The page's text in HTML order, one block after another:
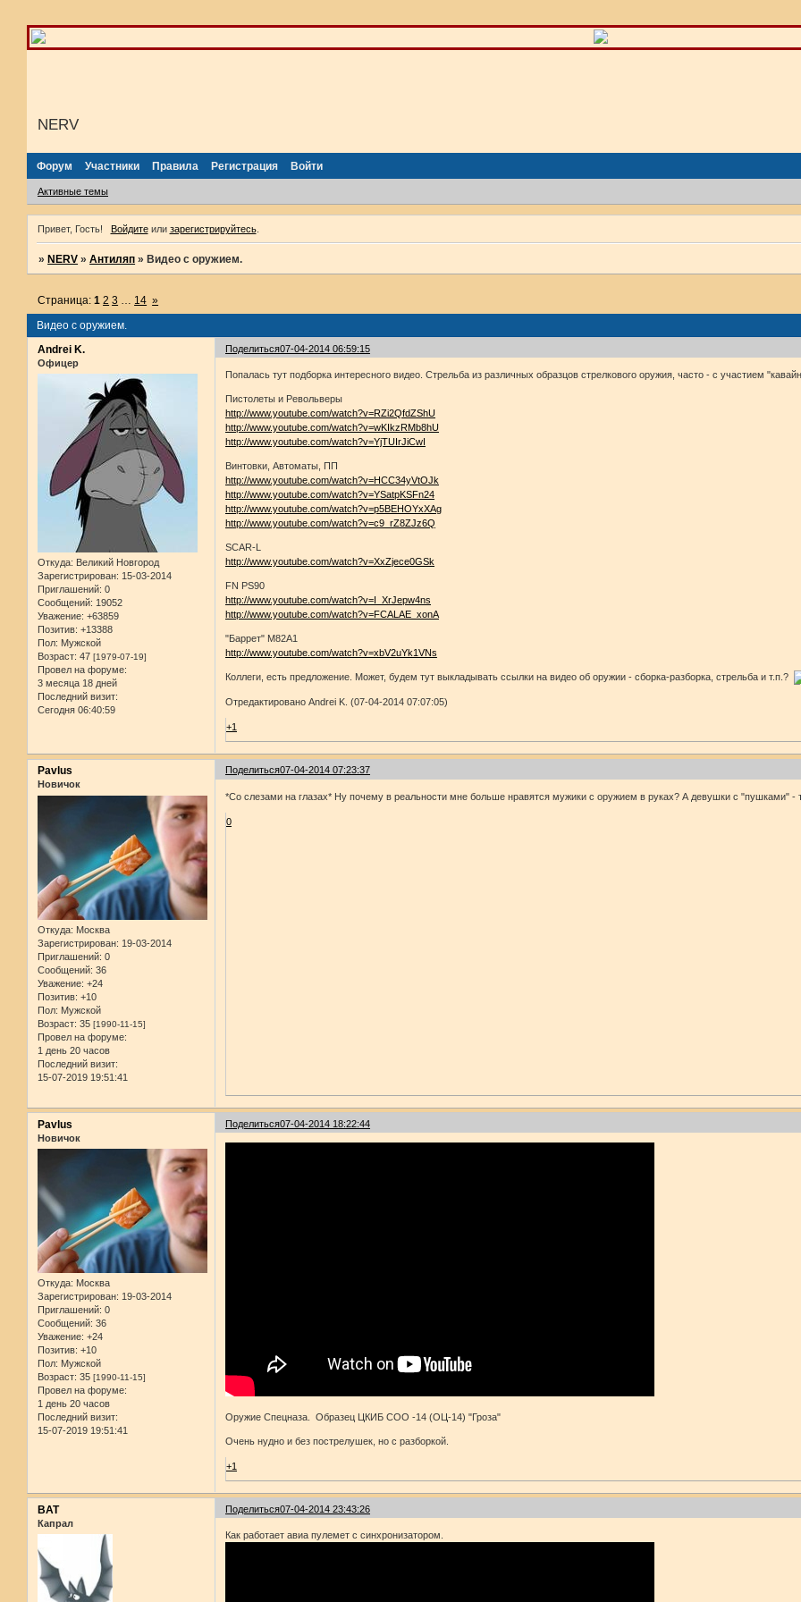
NERV
Форум Участники Правила Регистрация Войти
Активные темы
Привет, Гость! Войдитеили зарегистрируйтесь.
»NERV »Антиляп »Видео с оружием.
Видео с оружием.
Страница:1 2 3 … 14 »
Поделиться07-04-2014 06:59:15
Andrei K.
Офицер
Откуда: Великий Новгород
Зарегистрирован: 15-03-2014
Приглашений: 0
Сообщений: 19052
Уважение: +63859
Позитив: +13388
Пол: Мужской
Возраст: 47 [1979-07-19]
Провел на форуме:
3 месяца 18 дней
Последний визит:
Сегодня 06:40:59
Попалась тут подборка интересного видео. Стрельба из различных образцов стрелкового оружия, часто - с участием
Пистолеты и Револьверы
http://www.youtube.com/watch?v=RZi2QfdZShU
http://www.youtube.com/watch?v=wKIkzRMb8hU
http://www.youtube.com/watch?v=YjTUIrJiCwI
Винтовки, Автоматы, ПП
http://www.youtube.com/watch?v=HCC34yVtOJk
http://www.youtube.com/watch?v=YSatpKSFn24
http://www.youtube.com/watch?v=p5BEHOYxXAg
http://www.youtube.com/watch?v=c9_rZ8ZJz6Q
SCAR-L
http://www.youtube.com/watch?v=XxZjece0GSk
FN PS90
http://www.youtube.com/watch?v=I_XrJepw4ns
http://www.youtube.com/watch?v=FCALAE_xonA
"Баррет" М82А1
http://www.youtube.com/watch?v=xbV2uYk1VNs
Коллеги, есть предложение. Может, будем тут выкладывать ссылки на видео об оружии - сборка-разборка, стрельба и т.п.?
Отредактировано Andrei K. (07-04-2014 07:07:05)
+1
Поделиться07-04-2014 07:23:37
Pavlus
Новичок
Откуда: Москва
Зарегистрирован: 19-03-2014
Приглашений: 0
Сообщений: 36
Уважение: +24
Позитив: +10
Пол: Мужской
Возраст: 35 [1990-11-15]
Провел на форуме:
1 день 20 часов
Последний визит:
15-07-2019 19:51:41
*Со слезами на глазах* Ну почему в реальности мне больше нравятся мужики с оружием в руках? А девушки с "пушками" -
0
Поделиться07-04-2014 18:22:44
Pavlus
Новичок
Откуда: Москва
Зарегистрирован: 19-03-2014
Приглашений: 0
Сообщений: 36
Уважение: +24
Позитив: +10
Пол: Мужской
Возраст: 35 [1990-11-15]
Провел на форуме:
1 день 20 часов
Последний визит:
15-07-2019 19:51:41
Оружие Спецназа. Образец ЦКИБ СОО -14 (ОЦ-14) "Гроза"
Очень нудно и без пострелушек, но с разборкой.
+1
Поделиться07-04-2014 23:43:26
BAT
Капрал
Как работает авиа пулемет с синхронизатором.